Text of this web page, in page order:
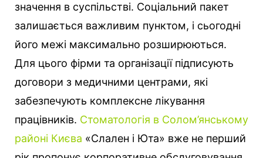
значення в суспільстві. Соціальний пакет
залишається важливим пунктом, і сьогодні
його межі максимально розширюються.
Для цього фірми та організації підписують
договори з медичними центрами, які
забезпечують комплексне лікування
працівників. Стоматологія в Солом’янському
районі Києва «Слален і Юта» вже не перший